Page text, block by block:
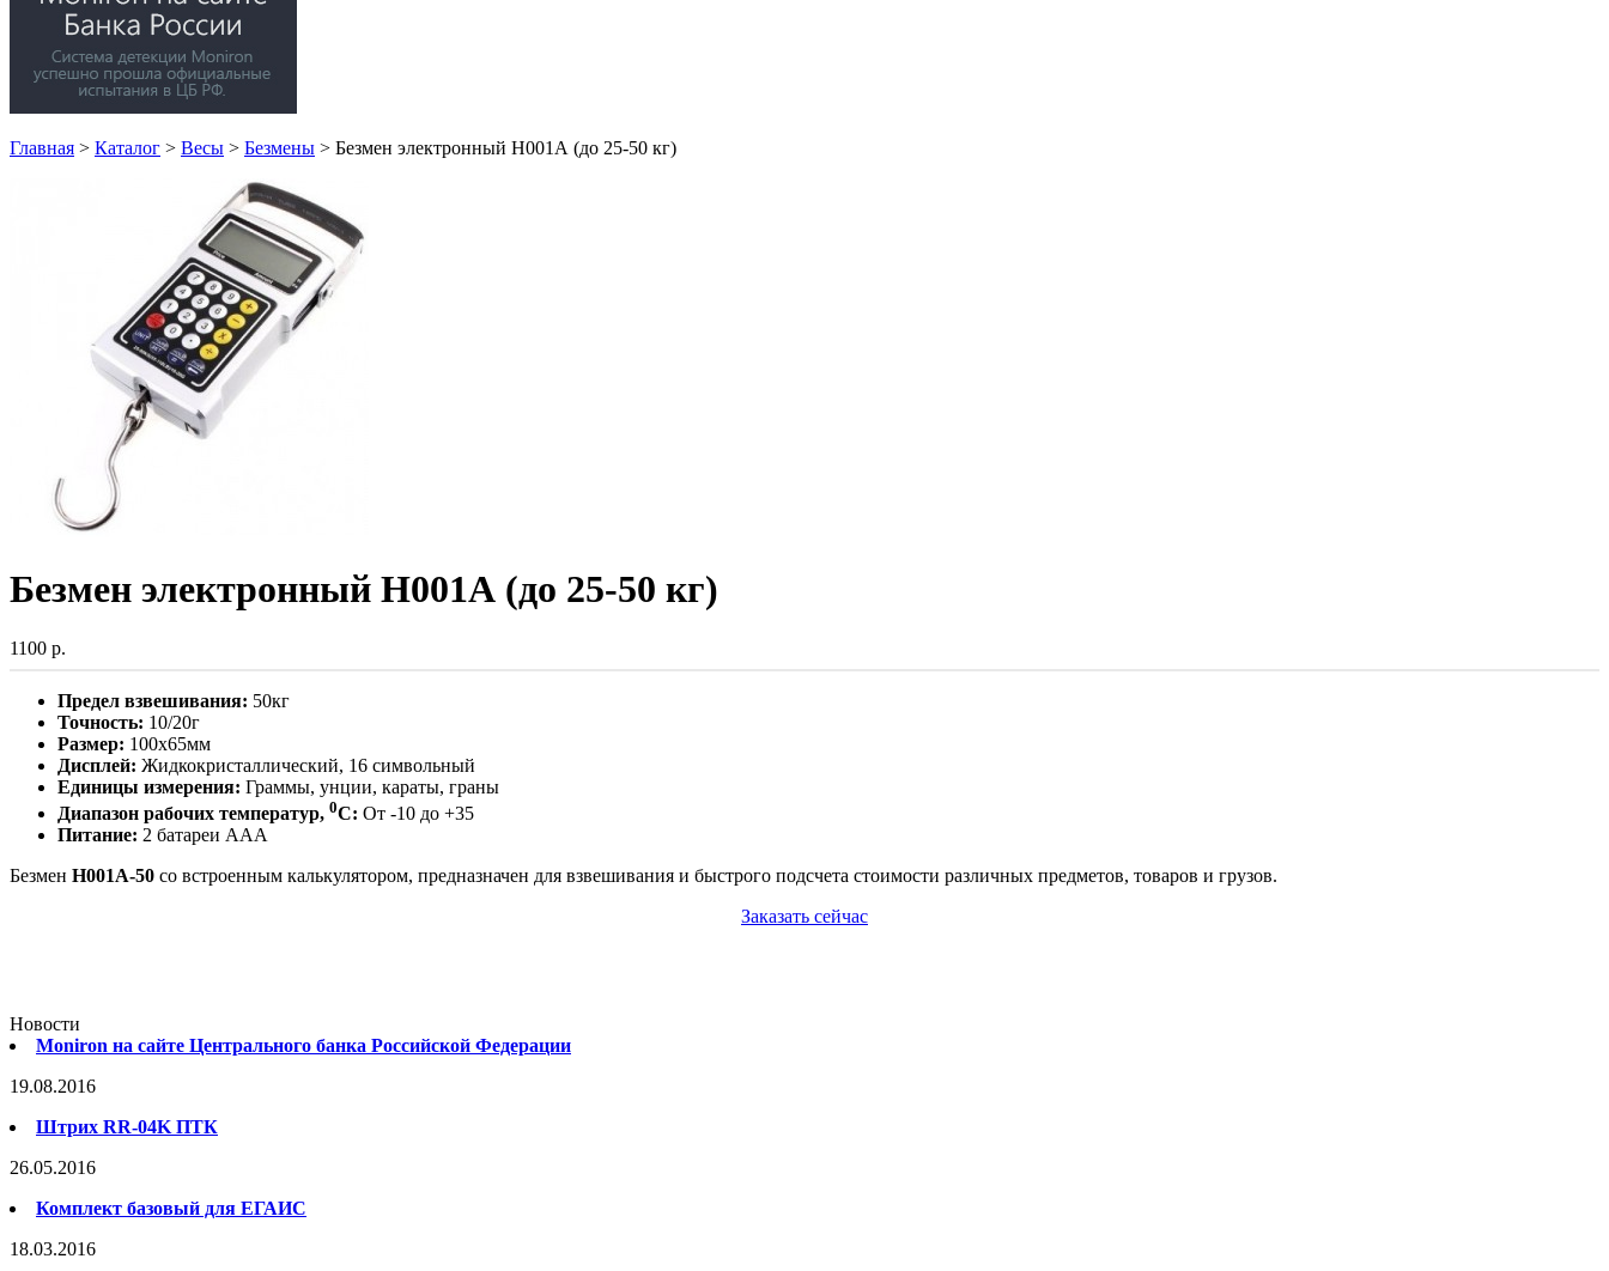
Главная > Каталог > Весы > Безмены > Безмен электронный Н001А (до 25-50 кг)
Безмен электронный Н001А (до 25-50 кг)
1100 р.
Предел взвешивания: 50кг
Точность: 10/20г
Размер: 100х65мм
Дисплей: Жидкокристаллический, 16 символьный
Единицы измерения: Граммы, унции, караты, граны
Диапазон рабочих температур, 0С: От -10 до +35
Питание: 2 батареи ААА
Безмен Н001А-50 со встроенным калькулятором, предназначен для взвешивания и быстрого подсчета стоимости различных предметов, товаров и грузов.
Заказать сейчас
Новости
Moniron на сайте Центрального банка Российской Федерации
19.08.2016
Штрих RR-04K ПТК
26.05.2016
Комплект базовый для ЕГАИС
18.03.2016